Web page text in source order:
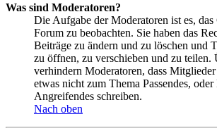
Was sind Moderatoren?
Die Aufgabe der Moderatoren ist es, das
Forum zu beobachten. Sie haben das
Beiträge zu ändern und zu löschen und
zu öffnen, zu verschieben und zu teilen.
verhindern Moderatoren, dass
etwas nicht zum Thema Passendes,
Angreifendes schreiben.
Nach oben